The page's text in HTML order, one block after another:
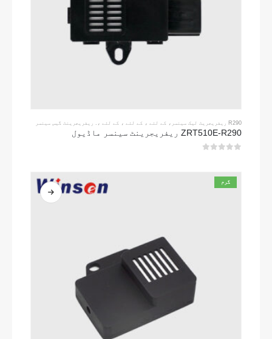
R290 ریفریجریٹ لیک سینسر ، کے لئے ، کے لئے ، کے لئے ،. ریفریجرینٹ گیس سینسر
ZRT510E-R290 ریفریجرینٹ سینسر ماڈیول
گرم